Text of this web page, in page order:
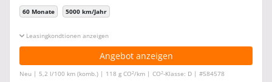
60 Monate 5000 km/Jahr
Leasingkonditionen ein-/ausblenden
Angebot anzeigen
Neu | 5,2 l/100 km (komb.) | 118 g CO2/km | CO2-Klasse: D | #584578